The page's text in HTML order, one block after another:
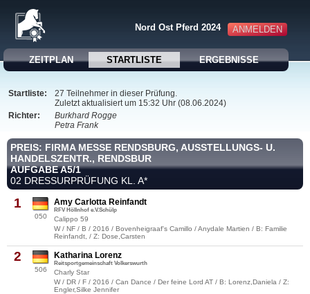
ANMELDEN
Nord Ost Pferd 2024
ZEITPLAN STARTLISTE ERGEBNISSE
Startliste:
27 Teilnehmer in dieser Prüfung.
Zuletzt aktualisiert um 15:32 Uhr (08.06.2024)
Richter:
Burkhard Rogge
Petra Frank
PREIS: FIRMA MESSE RENDSBURG, AUSSTELLUNGS- U.
HANDELSZENTR., RENDSBUR
AUFGABE A5/1
02 DRESSURPRÜFUNG KL. A*
1
050
Amy Carlotta Reinfandt
RFV Höllnhof e.V.Schülp
Calippo 59
W / NF / B / 2016 / Bovenheigraaf's Camillo / Anydale Martien / B: Familie
Reinfandt, / Z: Dose,Carsten
2
506
Katharina Lorenz
Reitsportgemeinschaft Volkerswurth
Charly Star
W / DR / F / 2016 / Can Dance / Der feine Lord AT / B: Lorenz,Daniela / Z:
Engler,Silke Jennifer